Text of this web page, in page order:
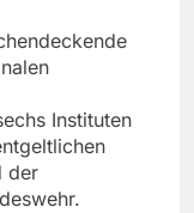
Instituten
der